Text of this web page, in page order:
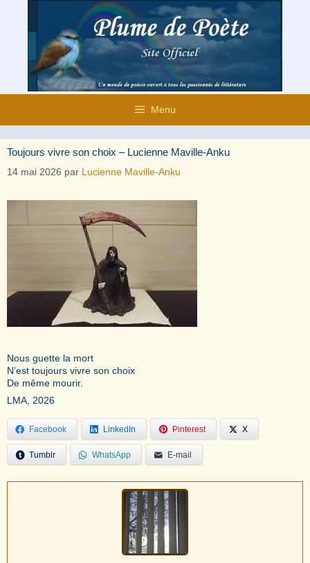
contenu
Menu
Toujours vivre son choix – Lucienne Maville-Anku
14 mai 2026 par Lucienne Maville-Anku
Nous guette la mort
N’est toujours vivre son choix
De même mourir.
LMA, 2026
Facebook LinkedIn Pinterest X
Tumblr WhatsApp E-mail